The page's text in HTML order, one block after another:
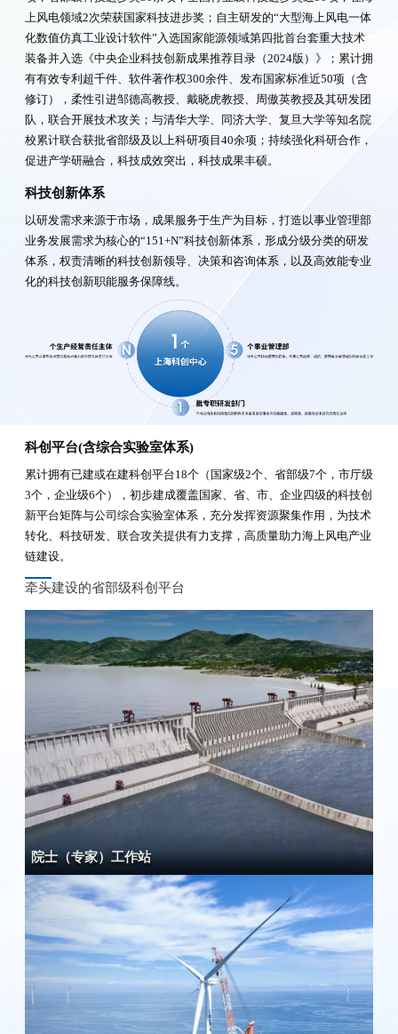
上风电领域2次荣获国家科技进步奖；自主研发的“大型海上风电一体
化数值仿真工业设计软件”入选国家能源领域第四批首台套重大技术
装备并入选《中央企业科技创新成果推荐目录（2024版）》；累计拥
有有效专利超千件、软件著作权300余件、发布国家标准近50项（含
修订），柔性引进邹德高教授、戴晓虎教授、周傲英教授及其研发团
队，联合开展技术攻关；与清华大学、同济大学、复旦大学等知名院
校累计联合获批省部级及以上科研项目40余项；持续强化科研合作，
促进产学研融合，科技成效突出，科技成果丰硕。
科技创新体系
以研发需求来源于市场，成果服务于生产为目标，打造以事业管理部
业务发展需求为核心的“151+N”科技创新体系，形成分级分类的研发
体系，权责清晰的科技创新领导、决策和咨询体系，以及高效能专业
化的科技创新职能服务保障线。
科创平台(含综合实验室体系)
累计拥有已建或在建科创平台18个（国家级2个、省部级7个，市厅级
3个，企业级6个），初步建成覆盖国家、省、市、企业四级的科技创
新平台矩阵与公司综合实验室体系，充分发挥资源聚集作用，为技术
转化、科技研发、联合攻关提供有力支撑，高质量助力海上风电产业
链建设。
牵头建设的省部级科创平台
院士（专家）工作站